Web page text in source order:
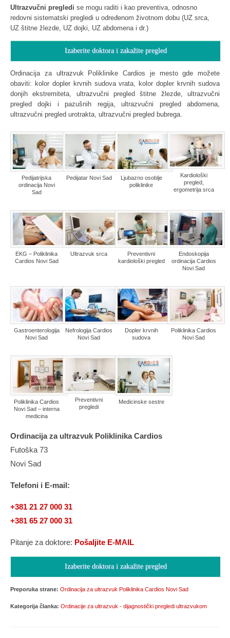
Ultrazvučni pregledi se mogu raditi i kao preventiva, odnosno
redovni sistematski pregledi u određenom životnom dobu (UZ srca,
UZ štitne žlezde, UZ dojki, UZ abdomena i dr.)
Izaberite doktora i zakažite pregled
Ordinacija za ultrazvuk Poliklinike Cardios je mesto gde možete
obaviti: kolor dopler krvnih sudova vrata, kolor dopler krvnih sudova
donjih ekstremiteta, ultrazvučni pregled štitne žlezde, ultrazvučni
pregled dojki i pazušnih regija, ultrazvučni pregled abdomena,
ultrazvučni pregled urotrakta, ultrazvučni pregled bubrega.
Pedijatrijska
ordinacija Novi
Sad
Pedijatar Novi Sad
Ljubazno osoblje
poliklinike
Kardiološki
pregled,
ergometrija srca
EKG – Poliklinika
Cardios Novi Sad
Ultrazvuk srca
Preventivni
kardiološki pregled
Endoskopija
ordinacija Cardios
Novi Sad
Gastroenterologija
Novi Sad
Nefrologija Cardios
Novi Sad
Dopler krvnih
sudova
Poliklinika Cardios
Novi Sad
Poliklinika Cardios
Novi Sad – interna
medicina
Preventivni
pregledi
Medicinske sestre
Ordinacija za ultrazvuk Poliklinika Cardios
Futoška 73
Novi Sad
Telefoni i E-mail:
+381 21 27 000 31
+381 65 27 000 31
Pitanje za doktore: Pošaljite E-MAIL
Izaberite doktora i zakažite pregled
Preporuka strane: Ordinacija za ultrazvuk Poliklinika Cardios Novi Sad
Kategorija članka: Ordinacije za ultrazvuk - dijagnostički pregledi ultrazvukom